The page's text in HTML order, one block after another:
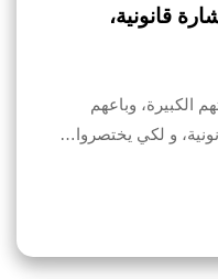
قانونية،
الكبيرة، وباعهم
و لكي يختصروا…